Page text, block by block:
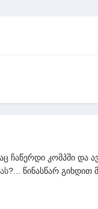
კომპში და
?... წინასწარ გიხდით